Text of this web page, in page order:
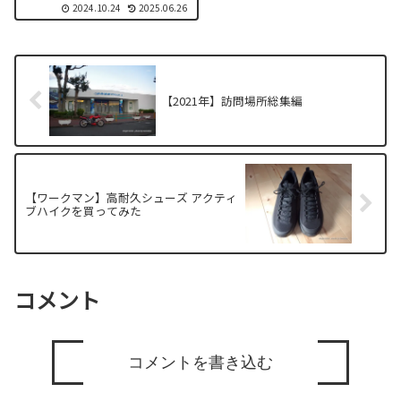
2024.10.24 2025.06.26
【2021年】訪問場所総集編
【ワークマン】高耐久シューズ アクティ
ブハイクを買ってみた
コメント
コメントを書き込む